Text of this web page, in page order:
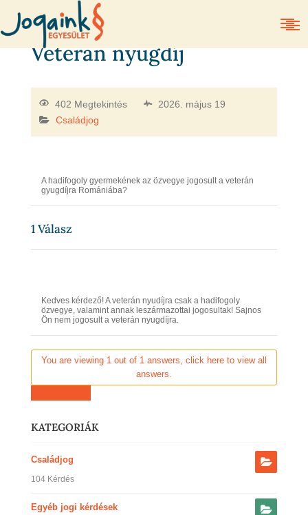
Veterán nyugdíj
402 Megtekintés
2026. május 19
Családjog
A hadifogoly gyermekének az özvegye jogosult a veterán
gyugdíjra Romániába?
1Válasz
Kedves kérdező! A veterán nyudíjra csak a hadifogoly
özvegye, valamint annak leszármazottai jogosultak! Sajnos
Ön nem jogosult a veterán nyugdíjra.
You are viewing 1 out of 1 answers, click here to view all
answers.
KATEGORIÁK
Családjog
104 Kérdés
Egyéb jogi kérdések